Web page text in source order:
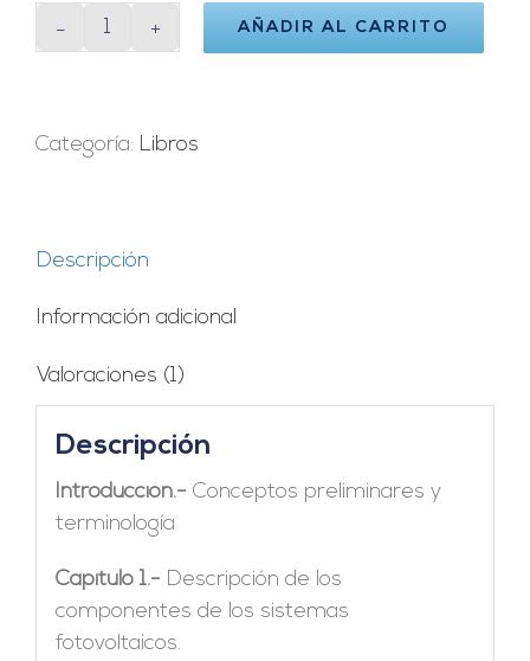
Fotovoltaica.
cantidad
AÑADIR AL CARRITO
Categoría: Libros
Descripción
Información adicional
Valoraciones (1)
Descripción
Introducción.- Conceptos preliminares y
terminología
Capítulo 1.- Descripción de los
componentes de los sistemas
fotovoltaicos.